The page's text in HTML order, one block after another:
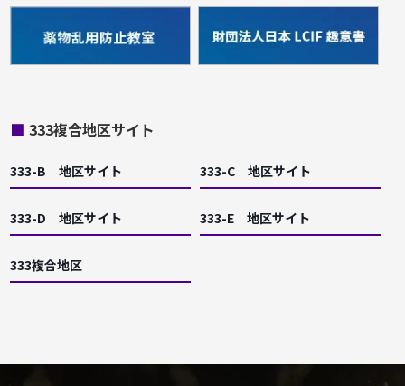
■ 333複合地区サイト
333-B 地区サイト 333-C 地区サイト
333-D 地区サイト 333-E 地区サイト
333複合地区